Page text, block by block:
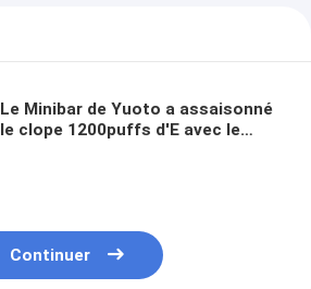
Le Minibar de Yuoto a assaisonné
le clope 1200puffs d'E avec le
Continuer